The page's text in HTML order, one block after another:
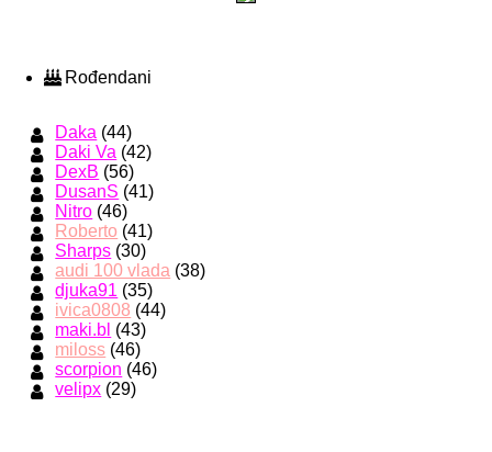
Rođendani
Daka (44)
Daki Va (42)
DexB (56)
DusanS (41)
Nitro (46)
Roberto (41)
Sharps (30)
audi 100 vlada (38)
djuka91 (35)
ivica0808 (44)
maki.bl (43)
miloss (46)
scorpion (46)
velipx (29)